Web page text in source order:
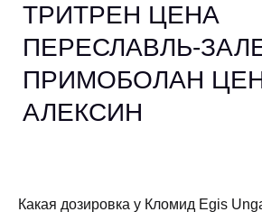
ТРИТРЕН ЦЕНА
ПЕРЕСЛАВЛЬ-
ПРИМОБОЛАН
АЛЕКСИН
Какая дозировка у Кломид Egis